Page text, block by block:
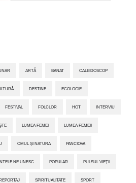
ARTĂ BANAT CALEIDOSCOP
DESTINE ECOLOGIE
FESTIVAL FOLCLOR HOT INTERVIU
LUMEA FEMEI LUMEA FEMEII
OMUL ȘI NATURA PANCIOVA
NE UNESC POPULAR PULSUL VIEȚII
SPIRITUALITATE SPORT